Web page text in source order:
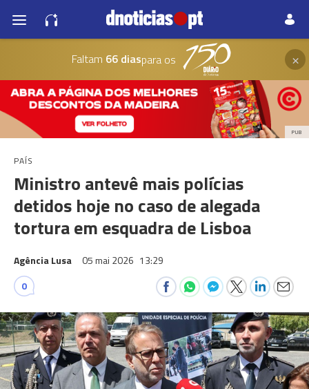
Faltam 66 diaspara os ×
PUB
PAÍS
Ministro antevê mais polícias
detidos hoje no caso de alegada
tortura em esquadra de Lisboa
Agência Lusa 05 mai 2026 13:29
0